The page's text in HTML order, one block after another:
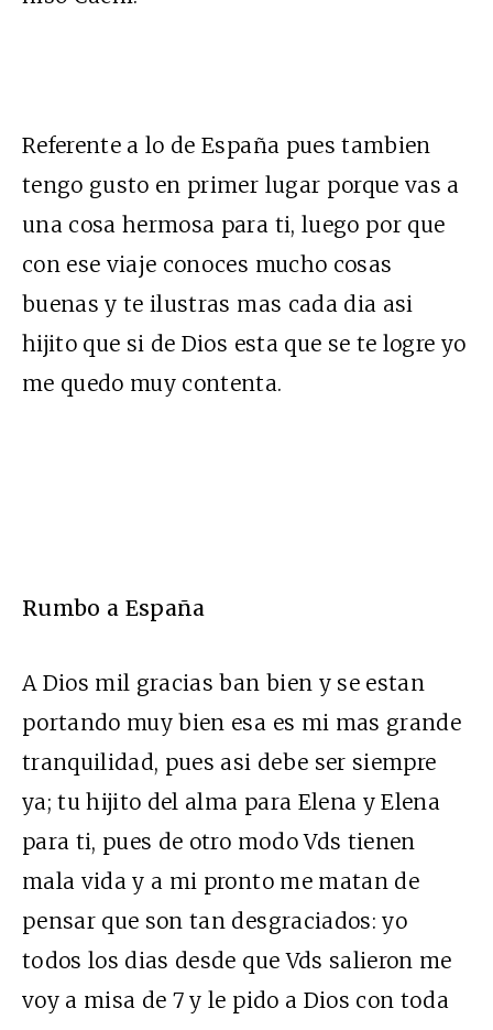
Referente a lo de España pues tambien
tengo gusto en primer lugar porque vas a
una cosa hermosa para ti, luego por que
con ese viaje conoces mucho cosas
buenas y te ilustras mas cada dia asi
hijito que si de Dios esta que se te logre yo
me quedo muy contenta.
Rumbo a España
A Dios mil gracias ban bien y se estan
portando muy bien esa es mi mas grande
tranquilidad, pues asi debe ser siempre
ya; tu hijito del alma para Elena y Elena
para ti, pues de otro modo Vds tienen
mala vida y a mi pronto me matan de
pensar que son tan desgraciados: yo
todos los dias desde que Vds salieron me
voy a misa de 7 y le pido a Dios con toda